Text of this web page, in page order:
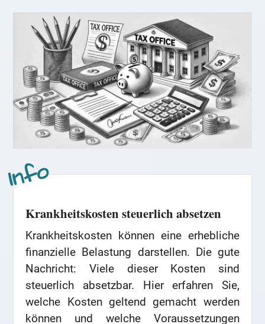
Krankheitskosten steuerlich absetzen
Krankheitskosten können eine erhebliche
finanzielle Belastung darstellen. Die gute
Nachricht: Viele dieser Kosten sind
steuerlich absetzbar. Hier erfahren Sie,
welche Kosten geltend gemacht werden
können und welche Voraussetzungen